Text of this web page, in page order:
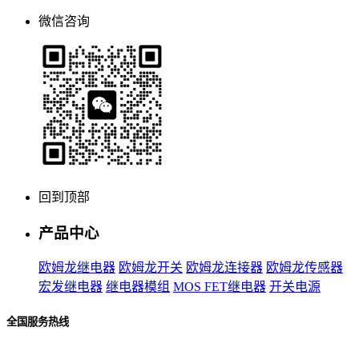
微信咨询
回到顶部
产品中心
欧姆龙继电器 欧姆龙开关 欧姆龙连接器 欧姆龙传感器
宏发继电器 继电器模组 MOS FET继电器 开关电源
全国服务热线